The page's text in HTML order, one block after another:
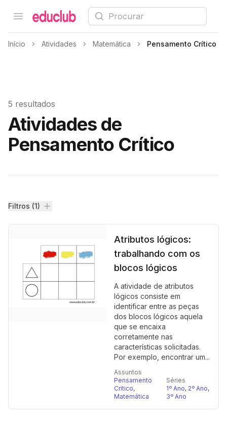
Open menu
Educlub Procurar
Início Atividades Matemática Pensamento Crítico
5 resultados
Atividades de
Pensamento Crítico
Filtros
Filtros (1)
Atributos lógicos:
trabalhando com os
blocos lógicos
A atividade de atributos
lógicos consiste em
identificar entre as peças
dos blocos lógicos aquela
que se encaixa
corretamente nas
características solicitadas.
Por exemplo, encontrar um...
Assuntos
Pensamento
Crítico,
Matemática
Séries
1º Ano, 2º Ano,
3º Ano